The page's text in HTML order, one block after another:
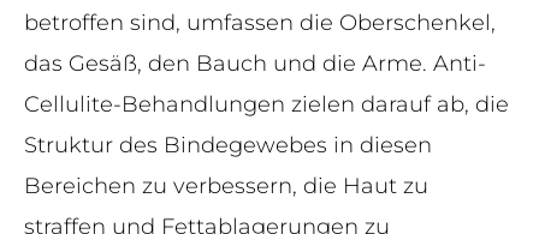
betroffen sind, umfassen die Oberschenkel,
das Gesäß, den Bauch und die Arme. Anti-
Cellulite-Behandlungen zielen darauf ab, die
Struktur des Bindegewebes in diesen
Bereichen zu verbessern, die Haut zu
straffen und Fettablagerungen zu